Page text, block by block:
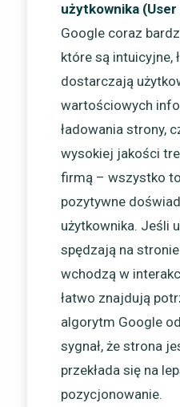
użytkownika
Google coraz
które są intuicyjne,
dostarczają
wartościowych
ładowania strony,
wysokiej jakości
firmą – wszystko
pozytywne
użytkownika. Jeśli
spędzają na
wchodzą w
łatwo znajdują
algorytm Google
sygnał, że strona
przekłada się na
pozycjonowanie.